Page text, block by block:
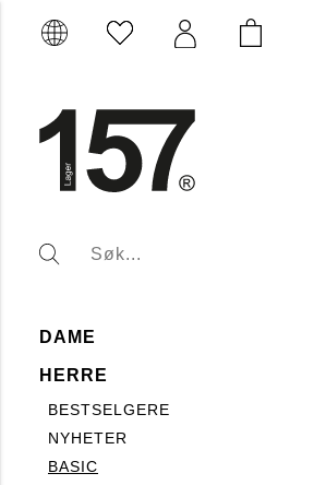
DAME
HERRE
BESTSELGERE
NYHETER
BASIC